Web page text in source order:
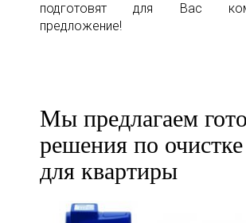
подготовят для Вас
предложение!
Мы предлагаем
решения по
для квартиры